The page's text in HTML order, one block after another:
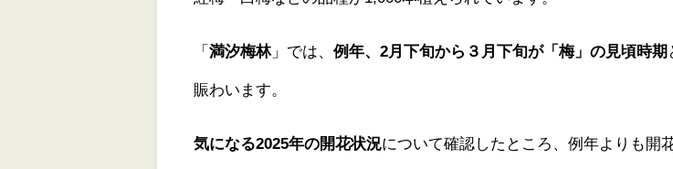
「満汐梅林」 では、例年、2月下旬から３月下旬が「梅」の見頃時期
賑わいます。
気になる2025年の開花状況について確認したところ、例年よりも開